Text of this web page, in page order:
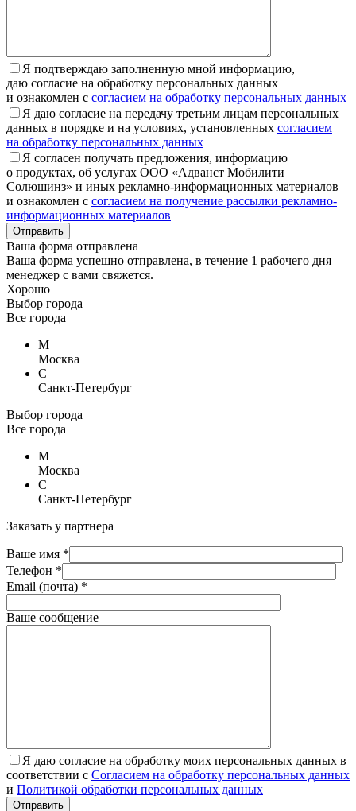
Я подтверждаю заполненную мной информацию,
даю согласие на обработку персональных данных
и ознакомлен с согласием на обработку персональных данных
Я даю согласие на передачу третьим лицам персональных
данных в порядке и на условиях, установленных согласием
на обработку персональных данных
Я согласен получать предложения, информацию
о продуктах, об услугах ООО «Адванст Мобилити
Солюшинз» и иных рекламно-информационных материалов
и ознакомлен с согласием на получение рассылки рекламно-
информационных материалов
Отправить
Ваша форма отправлена
Ваша форма успешно отправлена, в течение 1 рабочего дня
менеджер с вами свяжется.
Хорошо
Выбор города
Все города
М
Москва
С
Санкт-Петербург
Выбор города
Все города
М
Москва
С
Санкт-Петербург
Заказать у партнера
Ваше имя *
Телефон *
Email (почта) *
Ваше сообщение
Я даю согласие на обработку моих персональных данных в
соответствии с Согласием на обработку персональных данных
и Политикой обработки персональных данных
Отправить